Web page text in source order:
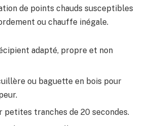
de points chauds susceptibles
ou chauffe inégale.
adapté, propre et non
ou baguette en bois pour
petites tranches de 20 secondes.